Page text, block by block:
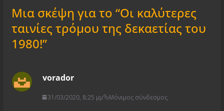
Μια σκέψη για το “Οι καλύτερες
ταινίες τρόμου της δεκαετίας του
1980!”
vorador
31/03/2020, 8:25 μμ Μόνιμος σύνδεσμος